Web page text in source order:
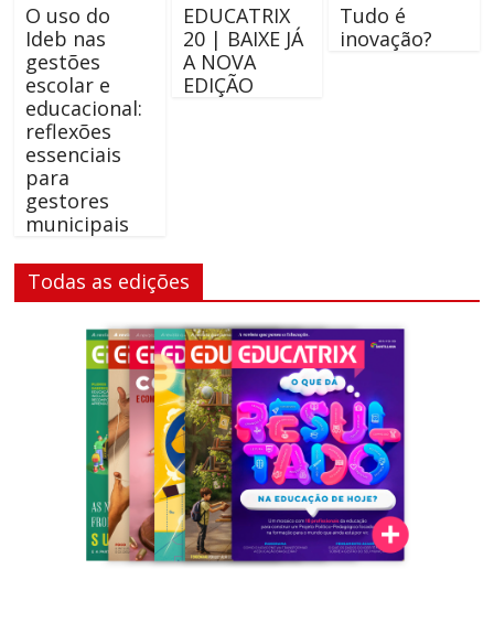
O uso do
Ideb nas
gestões
escolar e
educacional:
reflexões
essenciais
para
gestores
municipais
EDUCATRIX
20 | BAIXE JÁ
A NOVA
EDIÇÃO
Tudo é
inovação?
Todas as edições